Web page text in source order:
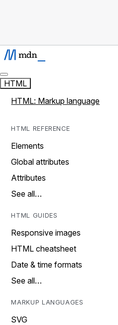
HTML
HTML: Markup language
HTML REFERENCE
Elements
Global attributes
Attributes
See all…
HTML GUIDES
Responsive images
HTML cheatsheet
Date & time formats
See all…
MARKUP LANGUAGES
SVG